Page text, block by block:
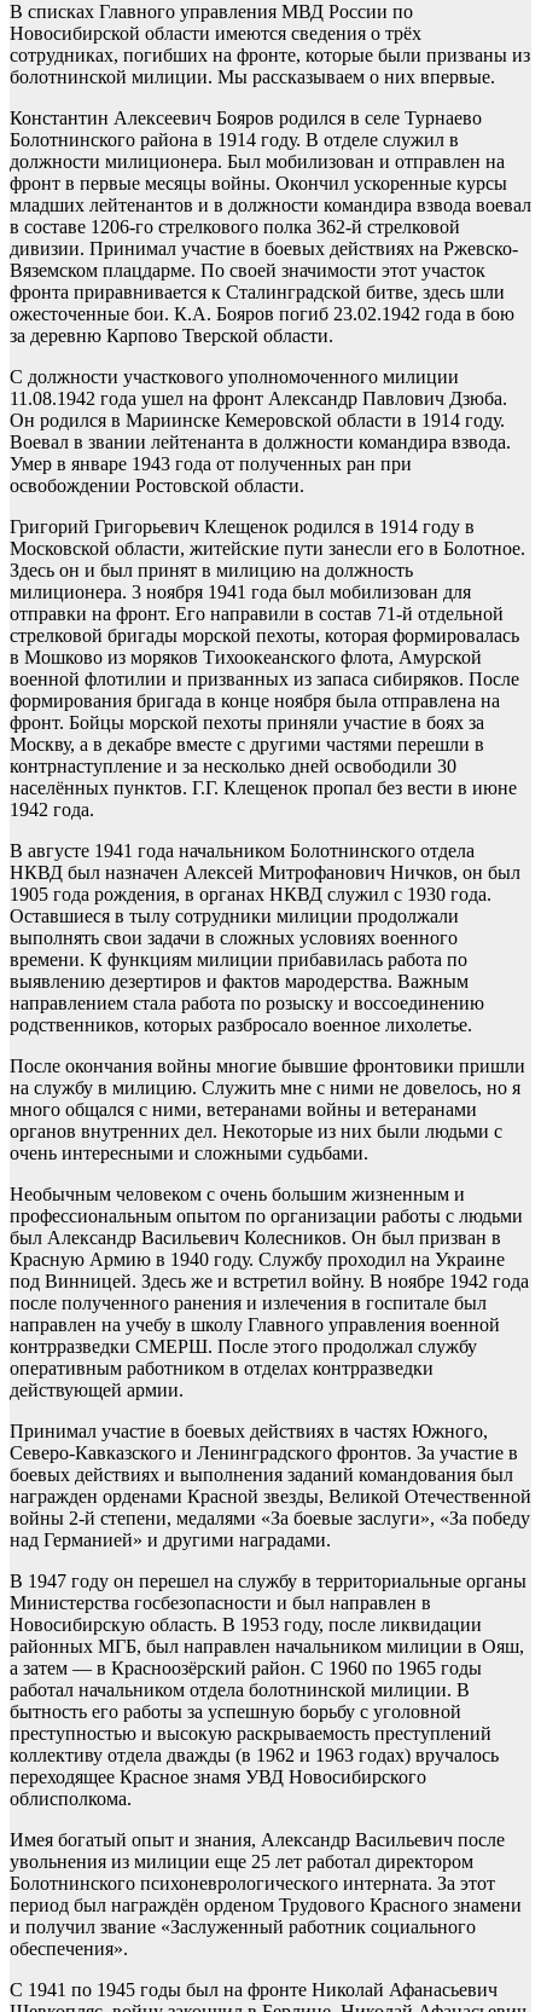
В списках Главного управления МВД России по
Новосибирской области имеются сведения о трёх
сотрудниках, погибших на фронте, которые были призваны из
болотнинской милиции. Мы рассказываем о них впервые.
Константин Алексеевич Бояров родился в селе Турнаево
Болотнинского района в 1914 году. В отделе служил в
должности милиционера. Был мобилизован и отправлен на
фронт в первые месяцы войны. Окончил ускоренные курсы
младших лейтенантов и в должности командира взвода воевал
в составе 1206-го стрелкового полка 362-й стрелковой
дивизии. Принимал участие в боевых действиях на Ржевско-
Вяземском плацдарме. По своей значимости этот участок
фронта приравнивается к Сталинградской битве, здесь шли
ожесточенные бои. К.А. Бояров погиб 23.02.1942 года в бою
за деревню Карпово Тверской области.
С должности участкового уполномоченного милиции
11.08.1942 года ушел на фронт Александр Павлович Дзюба.
Он родился в Мариинске Кемеровской области в 1914 году.
Воевал в звании лейтенанта в должности командира взвода.
Умер в январе 1943 года от полученных ран при
освобождении Ростовской области.
Григорий Григорьевич Клещенок родился в 1914 году в
Московской области, житейские пути занесли его в Болотное.
Здесь он и был принят в милицию на должность
милиционера. 3 ноября 1941 года был мобилизован для
отправки на фронт. Его направили в состав 71-й отдельной
стрелковой бригады морской пехоты, которая формировалась
в Мошково из моряков Тихоокеанского флота, Амурской
военной флотилии и призванных из запаса сибиряков. После
формирования бригада в конце ноября была отправлена на
фронт. Бойцы морской пехоты приняли участие в боях за
Москву, а в декабре вместе с другими частями перешли в
контрнаступление и за несколько дней освободили 30
населённых пунктов. Г.Г. Клещенок пропал без вести в июне
1942 года.
В августе 1941 года начальником Болотнинского отдела
НКВД был назначен Алексей Митрофанович Ничков, он был
1905 года рождения, в органах НКВД служил с 1930 года.
Оставшиеся в тылу сотрудники милиции продолжали
выполнять свои задачи в сложных условиях военного
времени. К функциям милиции прибавилась работа по
выявлению дезертиров и фактов мародерства. Важным
направлением стала работа по розыску и воссоединению
родственников, которых разбросало военное лихолетье.
После окончания войны многие бывшие фронтовики пришли
на службу в милицию. Служить мне с ними не довелось, но я
много общался с ними, ветеранами войны и ветеранами
органов внутренних дел. Некоторые из них были людьми с
очень интересными и сложными судьбами.
Необычным человеком с очень большим жизненным и
профессиональным опытом по организации работы с людьми
был Александр Васильевич Колесников. Он был призван в
Красную Армию в 1940 году. Службу проходил на Украине
под Винницей. Здесь же и встретил войну. В ноябре 1942 года
после полученного ранения и излечения в госпитале был
направлен на учебу в школу Главного управления военной
контрразведки СМЕРШ. После этого продолжал службу
оперативным работником в отделах контрразведки
действующей армии.
Принимал участие в боевых действиях в частях Южного,
Северо-Кавказского и Ленинградского фронтов. За участие в
боевых действиях и выполнения заданий командования был
награжден орденами Красной звезды, Великой Отечественной
войны 2-й степени, медалями «За боевые заслуги», «За победу
над Германией» и другими наградами.
В 1947 году он перешел на службу в территориальные органы
Министерства госбезопасности и был направлен в
Новосибирскую область. В 1953 году, после ликвидации
районных МГБ, был направлен начальником милиции в Ояш,
а затем — в Красноозёрский район. С 1960 по 1965 годы
работал начальником отдела болотнинской милиции. В
бытность его работы за успешную борьбу с уголовной
преступностью и высокую раскрываемость преступлений
коллективу отдела дважды (в 1962 и 1963 годах) вручалось
переходящее Красное знамя УВД Новосибирского
облисполкома.
Имея богатый опыт и знания, Александр Васильевич после
увольнения из милиции еще 25 лет работал директором
Болотнинского психоневрологического интерната. За этот
период был награждён орденом Трудового Красного знамени
и получил звание «Заслуженный работник социального
обеспечения».
С 1941 по 1945 годы был на фронте Николай Афанасьевич